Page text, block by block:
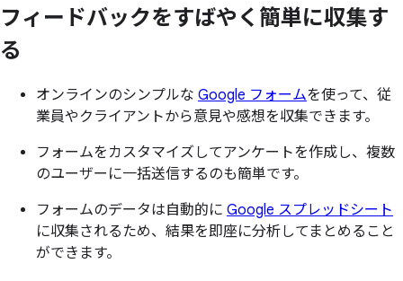
フィードバックをすばやく 簡単に収集す
る
オンラインのシンプルな Google フォームを使って、従
業員やクライアントから意見や感想を収集できます。
フォームをカスタマイズしてアンケートを作成し、複数
のユーザーに一括送信するのも簡単です。
フォームのデータは自動的に Google スプレッドシート
に収集されるため、結果を即座に分析してまとめること
ができます。